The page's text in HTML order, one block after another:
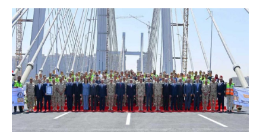
الرئيس عبد الفتاح السيسي يفتتح محور روض الفرج
وكوبري تحيا مصر